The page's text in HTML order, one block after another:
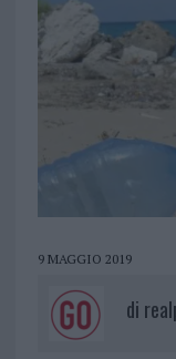
9 MAGGIO 2019
di